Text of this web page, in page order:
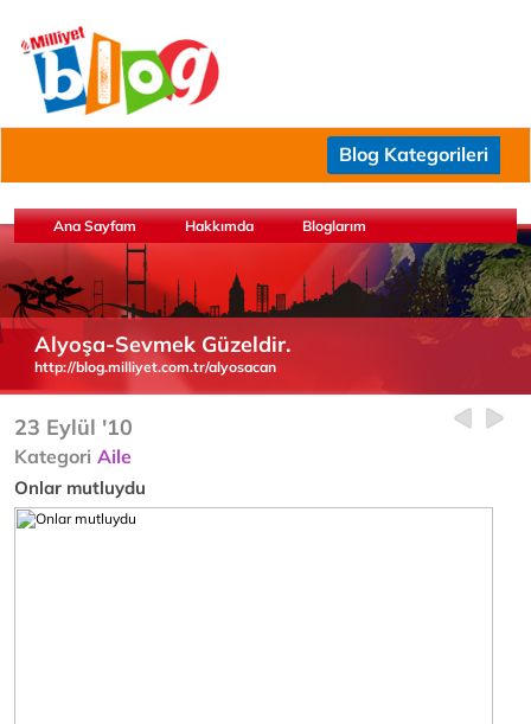
Blog Kategorileri
Ana Sayfam Hakkımda Bloglarım
Alyoşa-Sevmek Güzeldir.
http://blog.milliyet.com.tr/alyosacan
23 Eylül '10
Kategori Aile
Onlar mutluydu